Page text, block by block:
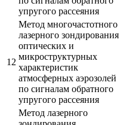
упругого рассеяния
12
Метод многочастотного
лазерного зондирования
оптических и
микроструктурных
характеристик
атмосферных аэрозолей
по сигналам обратного
упругого рассеяния
Метод лазерного